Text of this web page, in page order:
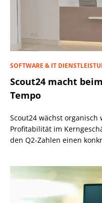
SOFTWARE & IT
Scout24 macht
Tempo
Scout24 wächst
Profitabilität im
den Q2-Zahlen einen